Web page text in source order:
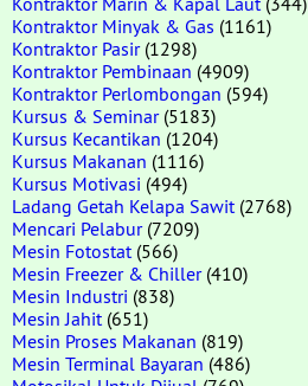
Kontraktor Minyak & Gas (1161)
Kontraktor Pasir(1298)
Kontraktor Pembinaan (4909)
Kontraktor Perlombongan (594)
Kursus & Seminar(5183)
Kursus Kecantikan (1204)
Kursus Makanan (1116)
Kursus Motivasi (494)
Ladang Getah Kelapa Sawit (2768)
Mencari Pelabur(7209)
Mesin Fotostat (566)
Mesin Freezer & Chiller(410)
Mesin Industri (838)
Mesin Jahit (651)
Mesin Proses Makanan (819)
Mesin Terminal Bayaran (486)